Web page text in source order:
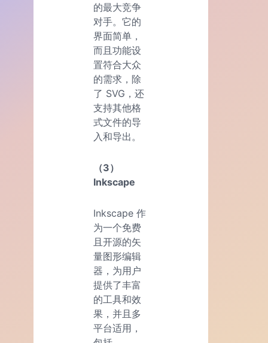
的最大竞争
对手。它的
界面简单，
而且功能设
置符合大众
的需求，除
了 SVG，还
支持其他格
式文件的导
入和导出。
（3）
Inkscape
Inkscape 作
为一个免费
且开源的矢
量图形编辑
器，为用户
提供了丰富
的工具和效
果，并且多
平台适用，